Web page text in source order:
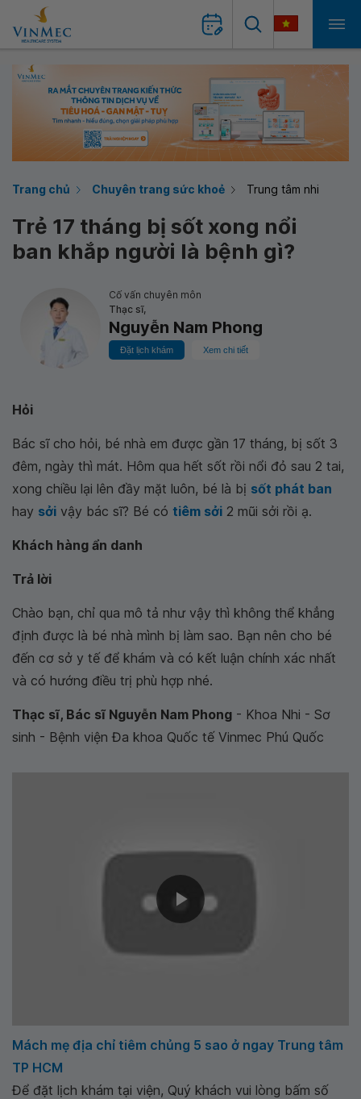
Trang chủ Chuyên trang sức khoẻ Trung tâm nhi
Trẻ 17 tháng bị sốt xong nổi
ban khắp người là bệnh gì?
Cố vấn chuyên môn
Thạc sĩ,
Nguyễn Nam Phong
Đặt lịch khám Xem chi tiết
Hỏi
Bác sĩ cho hỏi, bé nhà em được gần 17 tháng, bị sốt 3
đêm, ngày thì mát. Hôm qua hết sốt rồi nổi đỏ sau 2 tai,
xong chiều lại lên đầy mặt luôn, bé là bị sốt phát ban
hay sởi vậy bác sĩ? Bé có tiêm sởi 2 mũi sởi rồi ạ.
Khách hàng ẩn danh
Trả lời
Chào bạn, chỉ qua mô tả như vậy thì không thể khẳng
định được là bé nhà mình bị làm sao. Bạn nên cho bé
đến cơ sở y tế để khám và có kết luận chính xác nhất
và có hướng điều trị phù hợp nhé.
Thạc sĩ, Bác sĩ Nguyễn Nam Phong - Khoa Nhi - Sơ
sinh - Bệnh viện Đa khoa Quốc tế Vinmec Phú Quốc
Mách mẹ địa chỉ tiêm chủng 5 sao ở ngay Trung tâm
TP HCM
Để đặt lịch khám tại viện, Quý khách vui lòng bấm số